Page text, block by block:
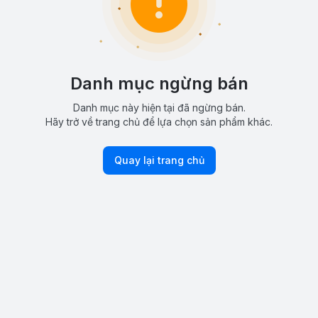
Danh mục ngừng bán
Danh mục này hiện tại đã ngừng bán.
Hãy trở về trang chủ để lựa chọn sản phẩm khác.
Quay lại trang chủ